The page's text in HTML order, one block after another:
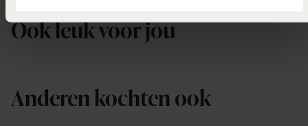
Ook leuk voor jou
Anderen kochten ook